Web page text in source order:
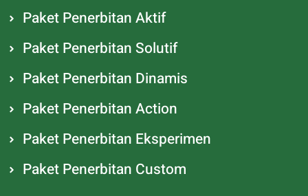
Paket Penerbitan Aktif
Paket Penerbitan Solutif
Paket Penerbitan Dinamis
Paket Penerbitan Action
Paket Penerbitan Eksperimen
Paket Penerbitan Custom